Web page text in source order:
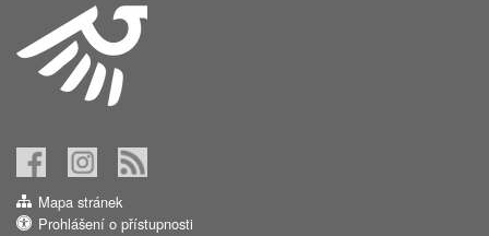
Mapa stránek
Prohlášení o přístupnosti